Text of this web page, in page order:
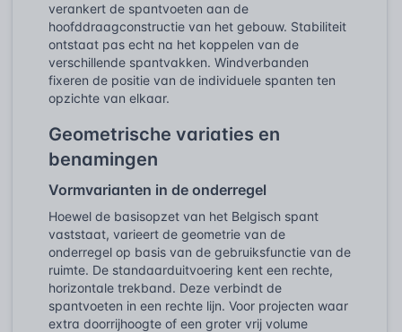
verankert de spantvoeten aan de
hoofddraagconstructie van het gebouw. Stabiliteit
ontstaat pas echt na het koppelen van de
verschillende spantvakken. Windverbanden
fixeren de positie van de individuele spanten ten
opzichte van elkaar.
Geometrische variaties en
benamingen
Vormvarianten in de onderregel
Hoewel de basisopzet van het Belgisch spant
vaststaat, varieert de geometrie van de
onderregel op basis van de gebruiksfunctie van de
ruimte. De standaarduitvoering kent een rechte,
horizontale trekband. Deze verbindt de
spantvoeten in een rechte lijn. Voor projecten waar
extra doorrijhoogte of een groter vrij volume